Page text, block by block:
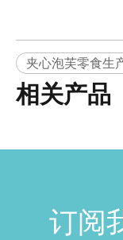
夹心泡芙零食生
相关产品
订阅